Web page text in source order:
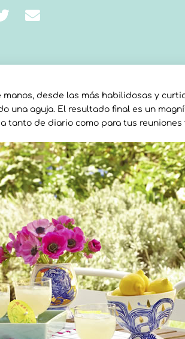
desde las más habilidosas y
una aguja. El resultado final es un
tanto de diario como para tus reuniones